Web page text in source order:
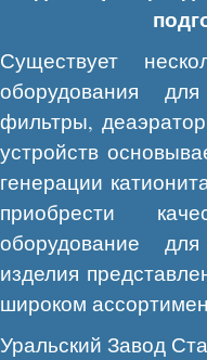
Существует
оборудования
фильтры,
устройств
генерации
приобрести
оборудование
изделия
широком
Уральский Завод